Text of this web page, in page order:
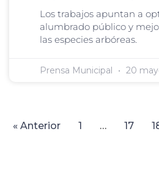
Los trabajos apuntan a
alumbrado público y
las especies arbóreas.
Prensa Municipal 20
« Anterior 1 … 17